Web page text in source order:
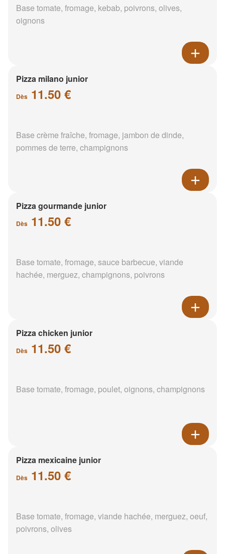
Base tomate, fromage, kebab, poivrons, olives,
oignons
Pizza milano junior
Dès 11.50 €
Base crème fraîche, fromage, jambon de dinde,
pommes de terre, champignons
Pizza gourmande junior
Dès 11.50 €
Base tomate, fromage, sauce barbecue, viande
hachée, merguez, champignons, poivrons
Pizza chicken junior
Dès 11.50 €
Base tomate, fromage, poulet, oignons, champignons
Pizza mexicaine junior
Dès 11.50 €
Base tomate, fromage, viande hachée, merguez, oeuf,
poivrons, olives